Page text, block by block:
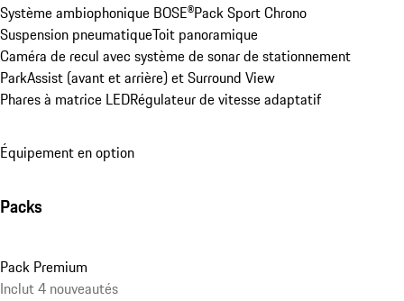
Système ambiophonique BOSE®Pack Sport Chrono
Suspension pneumatiqueToit panoramique
Caméra de recul avec système de sonar de stationnement
ParkAssist (avant et arrière) et Surround View
Phares à matrice LEDRégulateur de vitesse adaptatif
Équipement en option
Packs
Pack Premium
Inclut 4 nouveautés